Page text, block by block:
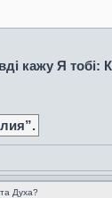
кажу Я
Духа?